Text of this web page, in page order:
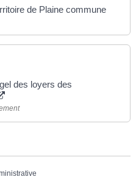
de Plaine commune
des loyers des